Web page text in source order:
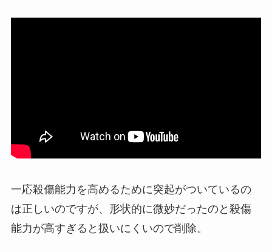
一応殺傷能力を高めるために突起がついているの
は正しいのですが、形状的に微妙だったのと殺傷
能力が高すぎると扱いにくいので削除。